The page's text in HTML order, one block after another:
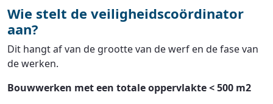
Wie stelt de veiligheidscoördinator
aan?
Dit hangt af van de grootte van de werf en de fase van
de werken.
Bouwwerken met een totale oppervlakte < 500 m2